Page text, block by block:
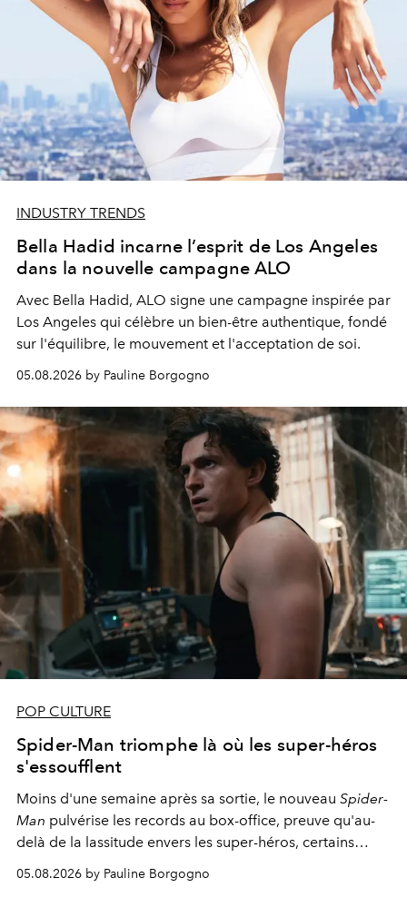
INDUSTRY TRENDS
Bella Hadid incarne l’esprit de Los Angeles
dans la nouvelle campagne ALO
Avec Bella Hadid, ALO signe une campagne inspirée par
Los Angeles qui célèbre un bien-être authentique, fondé
sur l'équilibre, le mouvement et l'acceptation de soi.
05.08.2026 by Pauline Borgogno
POP CULTURE
Spider-Man triomphe là où les super-héros
s'essoufflent
Moins d'une semaine après sa sortie, le nouveau Spider-
Man pulvérise les records au box-office, preuve qu'au-
delà de la lassitude envers les super-héros, certains
personnages continuent de susciter une ferveur intacte.
05.08.2026 by Pauline Borgogno